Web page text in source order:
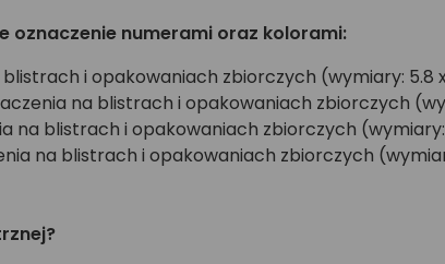
oznaczenie numerami oraz kolorami:
i opakowaniach zbiorczych (wymiary: 5.8 x
na blistrach i opakowaniach zbiorczych
na blistrach i opakowaniach zbiorczych (wymiary:
na blistrach i opakowaniach zbiorczych